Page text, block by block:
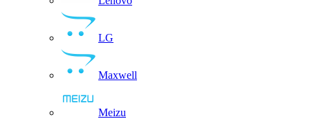
LG
Maxwell
Meizu